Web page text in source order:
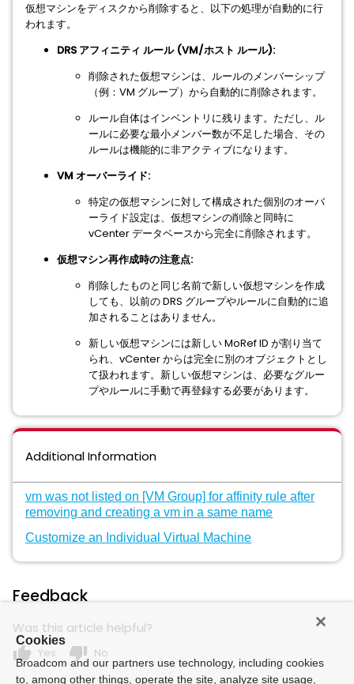
仮想マシンをディスクから削除すると、以下の処理が自動的に行
われます。
DRS アフィニティ ルール (VM/ホスト ルール):
削除された仮想マシンは、ルールのメンバーシップ
（例：VM グループ）から自動的に削除されます。
ルール自体はインベントリに残ります。ただし、ル
ールに必要な最小メンバー数が不足した場合、その
ルールは機能的に非アクティブになります。
VM オーバーライド:
特定の仮想マシンに対して構成された個別のオーバ
ーライド設定は、仮想マシンの削除と同時に
vCenter データベースから完全に削除されます。
仮想マシン再作成時の注意点:
削除したものと同じ名前で新しい仮想マシンを作成
しても、以前の DRS グループやルールに自動的に追
加されることはありません。
新しい仮想マシンには新しい MoRef ID が割り当て
られ、vCenter からは完全に別のオブジェクトとし
て扱われます。新しい仮想マシンは、必要なグルー
プやルールに手動で再登録する必要があります。
Additional Information
vm was not listed on [VM Group] for affinity rule after
removing and creating a vm in a same name
Customize an Individual Virtual Machine
Feedback
Was this article helpful?
thumb_up Yes thumb_down No
Cookies
Broadcom and our partners use technology, including cookies
to, among other things, operate the site, analyze site usage,